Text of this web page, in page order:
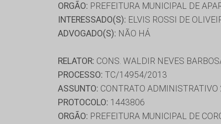
ORGÃO: PREFEITURA MUNICIPAL DE
INTERESSADO(S): ELVIS ROSSI DE
ADVOGADO(S): NÃO HÁ
RELATOR: CONS. WALDIR NEVES
PROCESSO: TC/14954/2013
ASSUNTO: CONTRATO ADMINISTRATIVO
PROTOCOLO: 1443806
ORGÃO: PREFEITURA MUNICIPAL DE